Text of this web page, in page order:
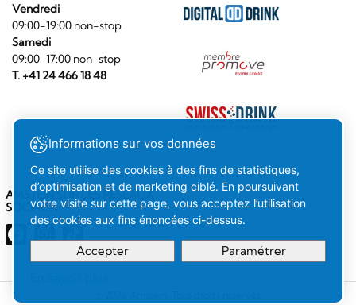
Vendredi
09:00-19:00 non-stop
Samedi
09:00-17:00 non-stop
T. +41 24 466 18 48
AMSTEIN SUR LES RÉSEAUX
SOCIAUX
Informations sur vos données
Ce site utilise des cookies à des fins de statistiques,
d’optimisation et de marketing ciblé. En poursuivant
votre visite sur cette page, vous acceptez l’utilisation
des cookies aux fins énoncées ci-dessus.
Accepter Paramétrer